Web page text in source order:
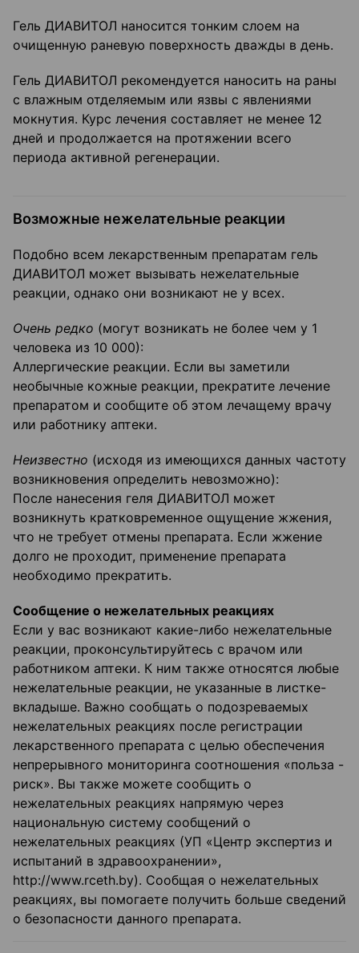
Гель ДИАВИТОЛ наносится тонким слоем на
очищенную раневую поверхность дважды в день.
Гель ДИАВИТОЛ рекомендуется наносить на раны
с влажным отделяемым или язвы с явлениями
мокнутия. Курс лечения составляет не менее 12
дней и продолжается на протяжении всего
периода активной регенерации.
Возможные нежелательные реакции
Подобно всем лекарственным препаратам гель
ДИАВИТОЛ может вызывать нежелательные
реакции, однако они возникают не у всех.
Очень редко (могут возникать не более чем у 1
человека из 10 000):
Аллергические реакции. Если вы заметили
необычные кожные реакции, прекратите лечение
препаратом и сообщите об этом лечащему врачу
или работнику аптеки.
Неизвестно (исходя из имеющихся данных частоту
возникновения определить невозможно):
После нанесения геля ДИАВИТОЛ может
возникнуть кратковременное ощущение жжения,
что не требует отмены препарата. Если жжение
долго не проходит, применение препарата
необходимо прекратить.
Сообщение о нежелательных реакциях
Если у вас возникают какие-либо нежелательные
реакции, проконсультируйтесь с врачом или
работником аптеки. К ним также относятся любые
нежелательные реакции, не указанные в листке-
вкладыше. Важно сообщать о подозреваемых
нежелательных реакциях после регистрации
лекарственного препарата с целью обеспечения
непрерывного мониторинга соотношения «польза -
риск». Вы также можете сообщить о
нежелательных реакциях напрямую через
национальную систему сообщений о
нежелательных реакциях (УП «Центр экспертиз и
испытаний в здравоохранении»,
http://www.rceth.by). Сообщая о нежелательных
реакциях, вы помогаете получить больше сведений
о безопасности данного препарата.